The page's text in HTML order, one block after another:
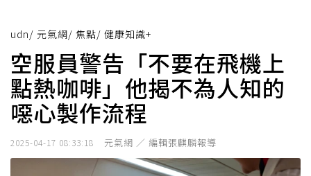
udn/ 元氣網/ 焦點/ 健康知識+
空服員警告「不要在飛機上
點熱咖啡」他揭不為人知的
噁心製作流程
2025-04-17 08:33:18 元氣網 ／ 編輯張麒麟報導